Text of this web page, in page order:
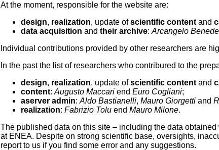
At the moment, responsible for the website are:
design, realization, update ofscientific content and
data acquisition and their archive: Arcangelo
Individual contributions provided by other researchers are
In the past the list of researchers who contribured to the
design, realization, update ofscientific content and
content: Augusto Maccari end Euro Cogliani;
aserver admin: Aldo Bastianelli, Mauro Giorgetti and
realization: Fabrizio Tolu end Mauro Milone.
The published data on this site – including the data
at ENEA. Despite on strong scientific base, oversights,
report to us if you find some error and any suggestions.